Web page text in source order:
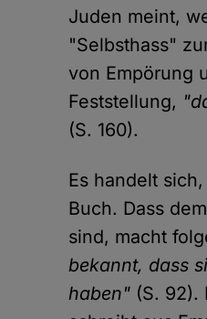
Juden meint,
"Selbsthass"
von Empörung
Feststellung,
(S. 160).
Es handelt
Buch. Dass
sind, macht
bekannt, dass
haben" (S. 92).